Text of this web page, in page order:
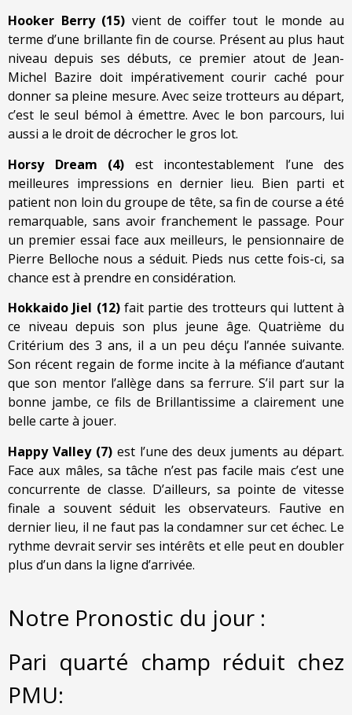
Hooker Berry (15) vient de coiffer tout le monde au
terme d’une brillante fin de course. Présent au plus haut
niveau depuis ses débuts, ce premier atout de Jean-
Michel Bazire doit impérativement courir caché pour
donner sa pleine mesure. Avec seize trotteurs au départ,
c’est le seul bémol à émettre. Avec le bon parcours, lui
aussi a le droit de décrocher le gros lot.
Horsy Dream (4) est incontestablement l’une des
meilleures impressions en dernier lieu. Bien parti et
patient non loin du groupe de tête, sa fin de course a été
remarquable, sans avoir franchement le passage. Pour
un premier essai face aux meilleurs, le pensionnaire de
Pierre Belloche nous a séduit. Pieds nus cette fois-ci, sa
chance est à prendre en considération.
Hokkaido Jiel (12)fait partie des trotteurs qui luttent à
ce niveau depuis son plus jeune âge. Quatrième du
Critérium des 3 ans, il a un peu déçu l’année suivante.
Son récent regain de forme incite à la méfiance d’autant
que son mentor l’allège dans sa ferrure. S’il part sur la
bonne jambe, ce fils de Brillantissime a clairement une
belle carte à jouer.
Happy Valley (7) est l’une des deux juments au départ.
Face aux mâles, sa tâche n’est pas facile mais c’est une
concurrente de classe. D’ailleurs, sa pointe de vitesse
finale a souvent séduit les observateurs. Fautive en
dernier lieu, il ne faut pas la condamner sur cet échec. Le
rythme devrait servir ses intérêts et elle peut en doubler
plus d’un dans la ligne d’arrivée.
Notre Pronostic du jour :
Pari quarté champ réduit chez
PMU: